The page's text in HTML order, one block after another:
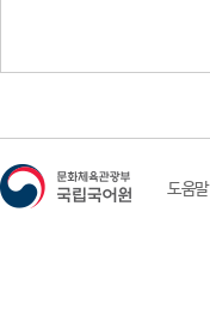
도움말